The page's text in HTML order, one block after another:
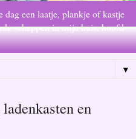
dag een laatje, plankje of kastje
scheppen in mijn huis, hoofd
▼
en